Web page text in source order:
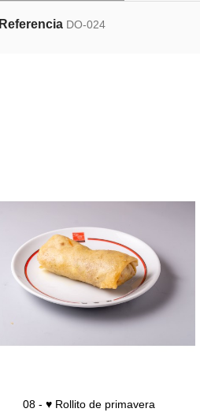
Referencia DO-024
08 - ♥ Rollito de primavera